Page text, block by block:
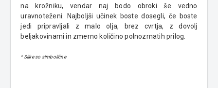
na krožniku, vendar naj bodo obroki še vedno
uravnoteženi. Najboljši učinek boste dosegli, če boste
jedi pripravljali z malo olja, brez cvrtja, z dovolj
beljakovinami in zmerno količino polnozrnatih prilog.
* Slike so simbolične